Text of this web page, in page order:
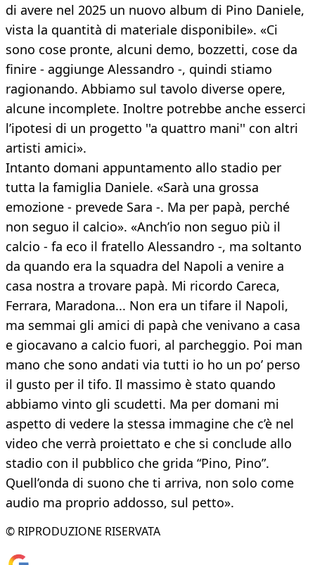
di avere nel 2025 un nuovo album di Pino Daniele,
vista la quantità di materiale disponibile». «Ci
sono cose pronte, alcuni demo, bozzetti, cose da
finire - aggiunge Alessandro -, quindi stiamo
ragionando. Abbiamo sul tavolo diverse opere,
alcune incomplete. Inoltre potrebbe anche esserci
l’ipotesi di un progetto ''a quattro mani'' con altri
artisti amici».
Intanto domani appuntamento allo stadio per
tutta la famiglia Daniele. «Sarà una grossa
emozione - prevede Sara -. Ma per papà, perché
non seguo il calcio». «Anch’io non seguo più il
calcio - fa eco il fratello Alessandro -, ma soltanto
da quando era la squadra del Napoli a venire a
casa nostra a trovare papà. Mi ricordo Careca,
Ferrara, Maradona... Non era un tifare il Napoli,
ma semmai gli amici di papà che venivano a casa
e giocavano a calcio fuori, al parcheggio. Poi man
mano che sono andati via tutti io ho un po’ perso
il gusto per il tifo. Il massimo è stato quando
abbiamo vinto gli scudetti. Ma per domani mi
aspetto di vedere la stessa immagine che c’è nel
video che verrà proiettato e che si conclude allo
stadio con il pubblico che grida “Pino, Pino”.
Quell’onda di suono che ti arriva, non solo come
audio ma proprio addosso, sul petto».
© RIPRODUZIONE RISERVATA